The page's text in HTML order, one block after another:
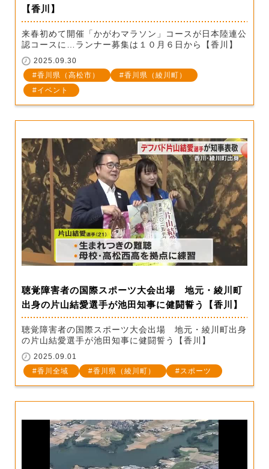
【香川】
来春初めて開催「かがわマラソン」コースが日本陸連公
認コースに…ランナー募集は１０月６日から【香川】
2025.09.30
香川県（高松市）
香川県（綾川町）
イベント
聴覚障害者の国際スポーツ大会出場 地元・綾川町
出身の片山結愛選手が池田知事に健闘誓う【香川】
聴覚障害者の国際スポーツ大会出場 地元・綾川町出身
の片山結愛選手が池田知事に健闘誓う【香川】
2025.09.01
香川全域
香川県（綾川町） スポーツ